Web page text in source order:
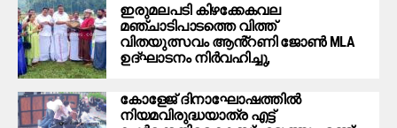
ഇരുമലപടി കിഴക്കേകവല
മഞ്ചാടിപാടത്തെ വിത്ത്
വിതയുത്സവം ആൻ്റണി ജോൺ MLA
ഉദ്ഘാടനം നിർവഹിച്ചു,
കോളേജ് ദിനാഘോഷത്തിൽ
നിയമവിരുദ്ധയാത്ര എട്ട്